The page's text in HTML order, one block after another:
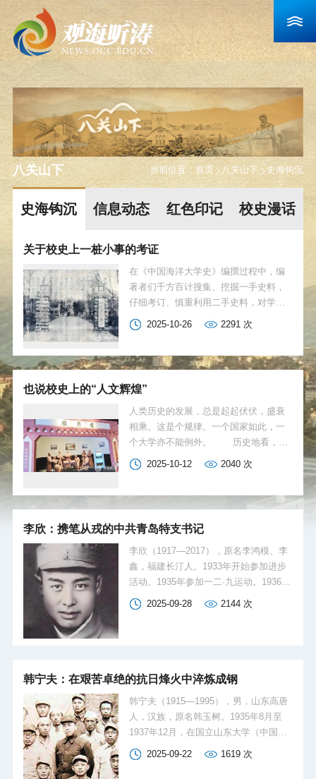
当前位置： 首页 八关山下 史海钩沉
八关山下
史海钩沉 信息动态 红色印记 校史漫话
关于校史上一桩小事的考证
在《中国海洋大学史》编撰过程中，编
著者们千方百计搜集、挖掘一手史料，
仔细考订、慎重利用二手史料，对学校
100年发展历程中一系列重要事件进行了
认真考校，得出了一些新结论、新论
事经考证为不真的，弃之不用；二是史
理、逻辑给出倾向性结论；三是史事的
判定明显有误且造成不良影响的，则进
行辨诬，尽最大可能揭示事件真相。但
囿于体例或篇幅，有些史事的考订情况
未能记入。譬如，“1929年6月3日，蔡元
培偕眷住在私立青岛大学（中国海洋大
中……力主将国立山东大学迁至青岛筹
2025-10-26 2291次
也说校史上的“人文辉煌”
人类历史的发展，总是起起伏伏，盛衰
相乘。这是个规律。一个国家如此，一
个大学亦不能例外。 历史地看，不
论势所必然，还是风云际会，中国海洋
大学与山东大学自1929年6月国立青岛大
部迁去济南的30年，是两校历史上的共
文件予以确认。
2025-10-12 2040次
李欣：携笔从戎的中共青岛特支书记
李欣（1917—2017），原名李鸿模、李
鑫，福建长汀人。1933年开始参加进步
活动。1935年参加一二·九运动。1936年
3月加入中国共产主义青年团，同年8月
至1937年9月，就读于国立山东大学（中
要组织者和领导人。1937年9月转为中国
记。此后历任游击队政治指导员、干
事、团政委、师政治部主任、师政委等
职。先后参加连云港、武汉、三下江
（松花江）南、四平、辽沈、平津、广
2025-09-28 2144次
韩宁夫：在艰苦卓绝的抗日烽火中淬炼成钢
韩宁夫（1915—1995），男，山东高唐
人，汉族，原名韩玉树。1935年8月至
1937年12月，在国立山东大学（中国海
洋大学前身）工学院土木工程系就读。
1936年参加中华民族解放先锋队国立山
2025-09-22 1619次